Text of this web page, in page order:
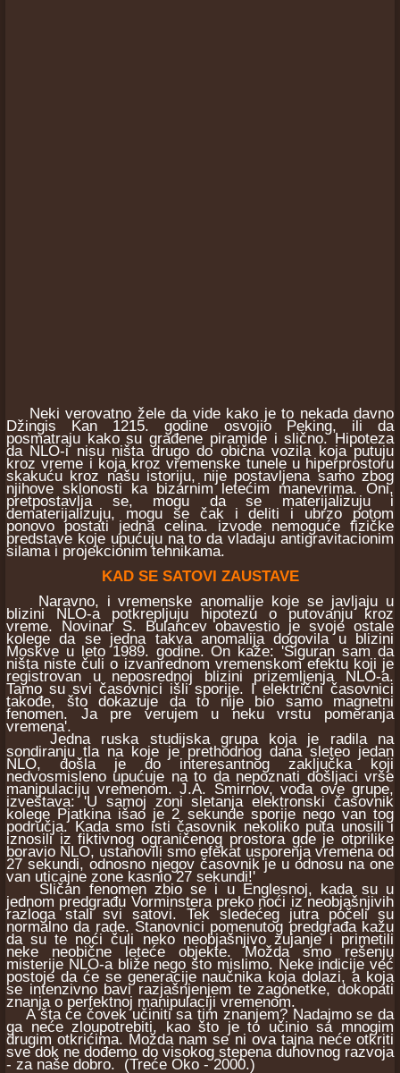
Neki verovatno žele da vide kako je to nekada davno
Džingis Kan 1215. godine osvojio Peking, ili da
posmatraju kako su građene piramide i slično. Hipoteza
da NLO-i nisu ništa drugo do obična vozila koja putuju
kroz vreme i koja kroz vremenske tunele u hiperprostoru
skakuću kroz našu istoriju, nije postavljena samo zbog
njihove sklonosti ka bizarnim letećim manevrima. Oni,
pretpostavlja se, mogu da se materijalizuju i
dematerijalizuju, mogu se čak i deliti i ubrzo potom
ponovo postati jedna celina. izvode nemoguće fizičke
predstave koje upućuju na to da vladaju antigravitacionim
silama i projekcionim tehnikama.
KAD SE SATOVI ZAUSTAVE
Naravno, i vremenske anomalije koje se javljaju u
blizini NLO-a potkrepljuju hipotezu o putovanju kroz
vreme. Novinar S. Bulancev obavestio je svoje ostale
kolege da se jedna takva anomalija dogovila u blizini
Moskve u leto 1989. godine. On kaže: 'Siguran sam da
ništa niste čuli o izvanrednom vremenskom efektu koji je
registrovan u neposrednoj blizini prizemljenja NLO-a.
Tamo su svi časovnici išli sporije. I električni časovnici
takođe, što dokazuje da to nije bio samo magnetni
fenomen. Ja pre verujem u neku vrstu pomeranja
vremena'.
Jedna ruska studijska grupa koja je radila na
sondiranju tla na koje je prethodnog dana sleteo jedan
NLO, došla je do interesantnog zaključka koji
nedvosmisleno upućuje na to da nepoznati došljaci vrše
manipulaciju vremenom. J.A. Smirnov, vođa ove grupe,
izveštava: 'U samoj zoni sletanja elektronski časovnik
kolege Pjatkina išao je 2 sekunde sporije nego van tog
područja. Kada smo isti časovnik nekoliko puta unosili i
iznosili iz fiktivnog ograničenog prostora gde je otprilike
boravio NLO, ustanovili smo efekat usporenja vremena od
27 sekundi, odnosno njegov časovnik je u odnosu na one
van uticajne zone kasnio 27 sekundi!'
Sličan fenomen zbio se i u Englesnoj, kada su u
jednom predgrađu Vorminstera preko noći iz neobjašnjivih
razloga stali svi satovi. Tek sledećeg jutra počeli su
normalno da rade. Stanovnici pomenutog predgrađa kažu
da su te noći čuli neko neobjašnjivo zujanje i primetili
neke neobične leteće objekte. Možda smo rešenju
misterije NLO-a bliže nego što mislimo. Neke indicije već
postoje da će se generacije naučnika koja dolazi, a koja
se intenzivno bavi razjašnjenjem te zagonetke, dokopati
znanja o perfektnoj manipulaciji vremenom.
A šta će čovek učiniti sa tim znanjem? Nadajmo se da
ga neće zloupotrebiti, kao što je to učinio sa mnogim
drugim otkrićima. Možda nam se ni ova tajna neće otkriti
sve dok ne dođemo do visokog stepena duhovnog razvoja
- za naše dobro. (Treće Oko - 2000.)